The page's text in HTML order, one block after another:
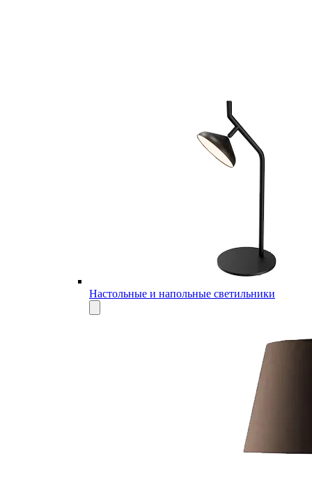
Настольные и напольные светильники